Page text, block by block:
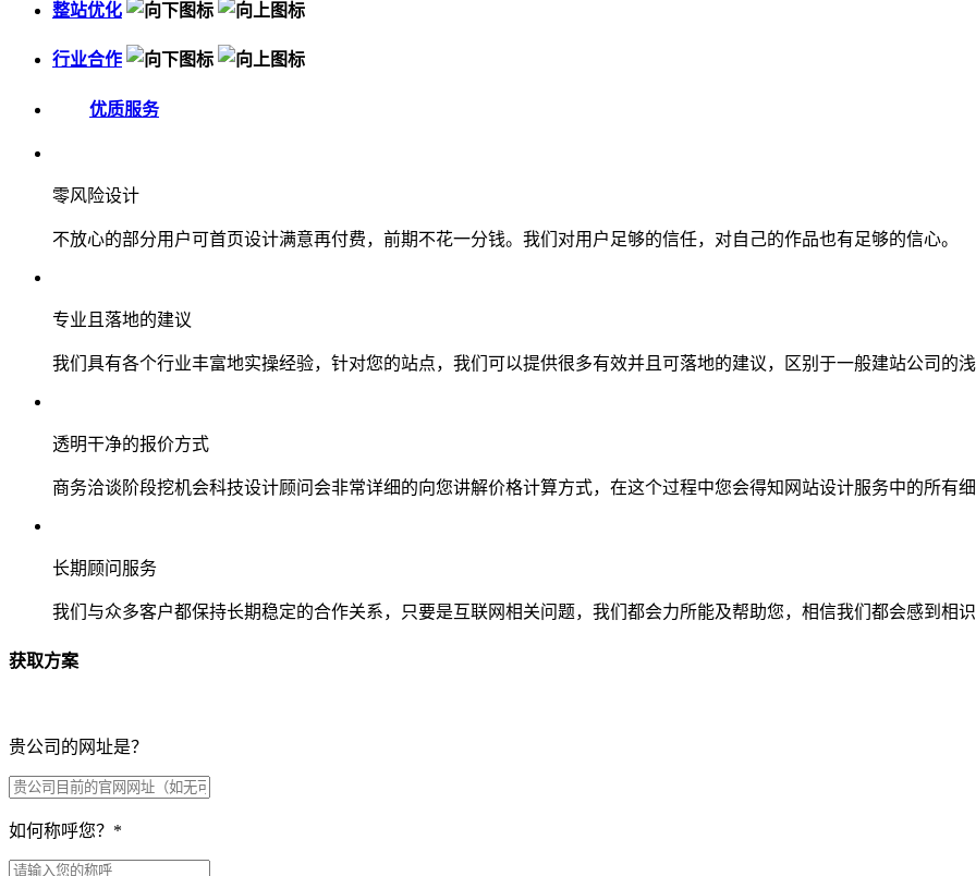
整站优化
行业合作
优质服务
零风险设计
不放心的部分用户可首页设计满意再付费，前期不花一分钱。我们对用户足够的信任，对自己的作品也有足够的信心。
专业且落地的建议
我们具有各个行业丰富地实操经验，针对您的站点，我们可以提供很多有效并且可落地的建议，区别于一般建站公司的
透明干净的报价方式
商务洽谈阶段挖机会科技设计顾问会非常详细的向您讲解价格计算方式，在这个过程中您会得知网站设计服务中的所有
长期顾问服务
我们与众多客户都保持长期稳定的合作关系，只要是互联网相关问题，我们都会力所能及帮助您，相信我们都会感到相
获取方案
贵公司的网址是？
如何称呼您？ *